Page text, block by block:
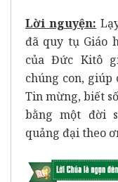
Lời nguyện:
đã quy tụ Giáo
của Đức Kitô
chúng con,
Tin mừng, biết
bằng một đời
quảng đại theo